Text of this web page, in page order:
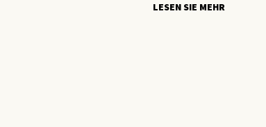
LESEN SIE MEHR